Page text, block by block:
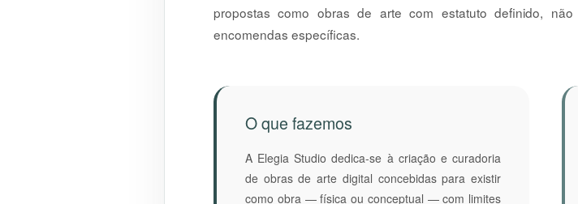
propostas como obras de arte com estatuto definido,
encomendas específicas.
O que fazemos
A Elegia Studio dedica-se à criação e curadoria
de obras de arte digital concebidas para existir
como obra — física ou conceptual — com limites